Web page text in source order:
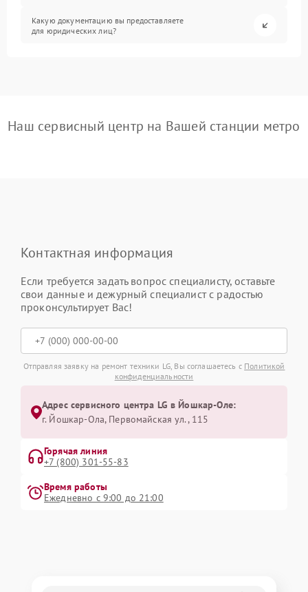
Какую документацию вы предоставляете
для юридических лиц?
Наш сервисный центр на Вашей станции метро
Контактная информация
Если требуется задать вопрос специалисту, оставьте
свои данные и дежурный специалист с радостью
проконсультирует Вас!
Отправляя заявку на ремонт техники LG, Вы соглашаетесь с Политикой
конфиденциальности
Адрес сервисного центра LG в Йошкар-Оле:
г. Йошкар-Ола, Первомайская ул., 115
Горячая линия
+7 (800) 301-55-83
Время работы
Ежедневно с 9:00 до 21:00